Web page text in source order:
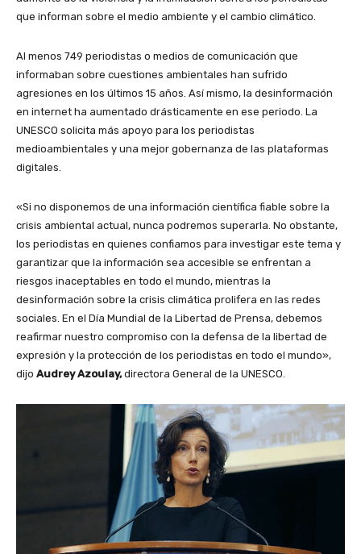
que informan sobre el medio ambiente y el cambio climático.
Al menos 749 periodistas o medios de comunicación que
informaban sobre cuestiones ambientales han sufrido
agresiones en los últimos 15 años. Así mismo, la desinformación
en internet ha aumentado drásticamente en ese periodo. La
UNESCO solicita más apoyo para los periodistas
medioambientales y una mejor gobernanza de las plataformas
digitales.
«Si no disponemos de una información científica fiable sobre la
crisis ambiental actual, nunca podremos superarla. No obstante,
los periodistas en quienes confiamos para investigar este tema y
garantizar que la información sea accesible se enfrentan a
riesgos inaceptables en todo el mundo, mientras la
desinformación sobre la crisis climática prolifera en las redes
sociales. En el Día Mundial de la Libertad de Prensa, debemos
reafirmar nuestro compromiso con la defensa de la libertad de
expresión y la protección de los periodistas en todo el mundo»,
dijo Audrey Azoulay,directora General de la UNESCO.